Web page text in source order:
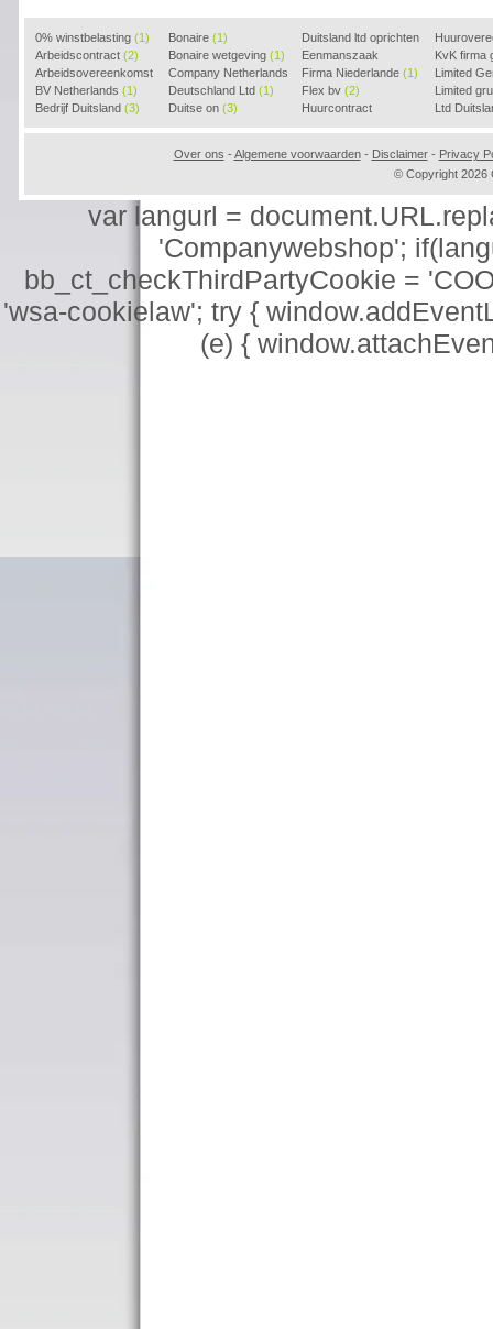
0% winstbelasting (1)
Arbeidscontract (2)
Arbeidsovereenkomst
(2)
BV Netherlands (1)
Bedrijf Duitsland (3)
Bonaire (1)
Bonaire wetgeving (1)
Company Netherlands
(1)
Deutschland Ltd (1)
Duitse on (3)
Duitsland ltd oprichten
(2)
Eenmanszaak
beginnen(1)
Firma Niederlande (1)
Flex bv (2)
Huurcontract
voorbeeld(3)
KvK firma
Limited
Limited
Ltd
Over ons - Algemene voorwaarden- Disclaimer- Privacy
© Copyright 2026
var langurl =
'Companywebshop';
bb_ct_checkThirdPartyCookie =
'wsa-cookielaw'; try {
(e) {